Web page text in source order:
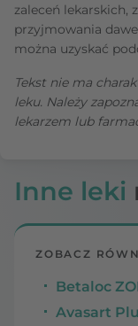
zaleceń lekarskich,
przyjmowania
można uzyskać
Tekst nie ma
leku. Należy
lekarzem lub
Inne leki
ZOBACZ
Betaloc
Avasart